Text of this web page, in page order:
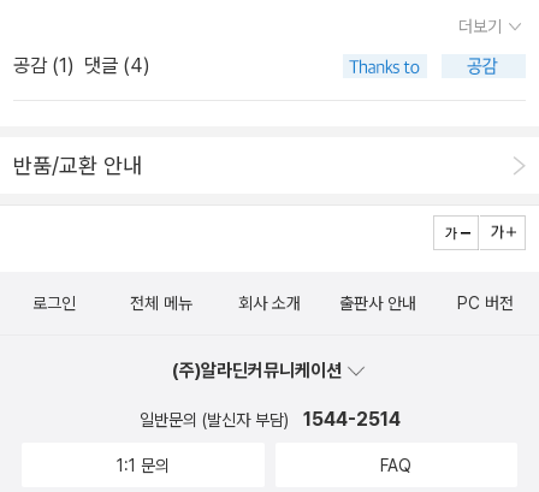
어나가 마치 평범한 일상을 바라보듯 그려낸 이 작품.. 상당히 좋다..
중간에 소경잡화라 하여 2~4장 정도로 끝나는 작은 이야기들도 있
는 파인가 보다..ㅡ.ㅡ지금 <충사>의 모티브가 된 또 다른 <충사> 이
음의 <충사>로 계속 이야기를 끌어나갔어도 괜찮았겠다 싶다.<충사
지만.암튼 강도가 있다보니 당연히 일본에서도 오오바출판 같은 대개
마이너한 출판사에서 출판되는 것들이라 계약금이야 당연히 좀 싼 편
일테고 야오이란 장르는 고정수요가 꾸준하게 있으니 나름대론 틈새
나온 이마 이치코의 [웃지않는 인어]를 보게됐다. 내용은 이마 이치코
더]의 모태가 된 초기단편이 실렸다는 게 특기할 사항. 그런데.... 이거
즈.... 물론 가격은 좀 비싼 4000원. 으음, 이 디자인에 있어서의 대
출판사에 하위 레이블이 많기도 많다. 뉴루비, 루비, 슈퍼루비, 비투
비, 러쉬노벨, 클릭로맨스.... 어쩌면 소녀들의 서브컬쳐에선 꽤 유명
0-1979-17호.... 1979년 9월 7일..... 추억 속 그 회사가 맞는 건가?
더보기
공감 (1) 댓글 (4)
반품/교환 안내
로그인 전체 메뉴 회사 소개 출판사 안내 PC 버전
(주)알라딘커뮤니케이션
일반문의 (발신자 부담) 1544-2514
1:1 문의 FAQ